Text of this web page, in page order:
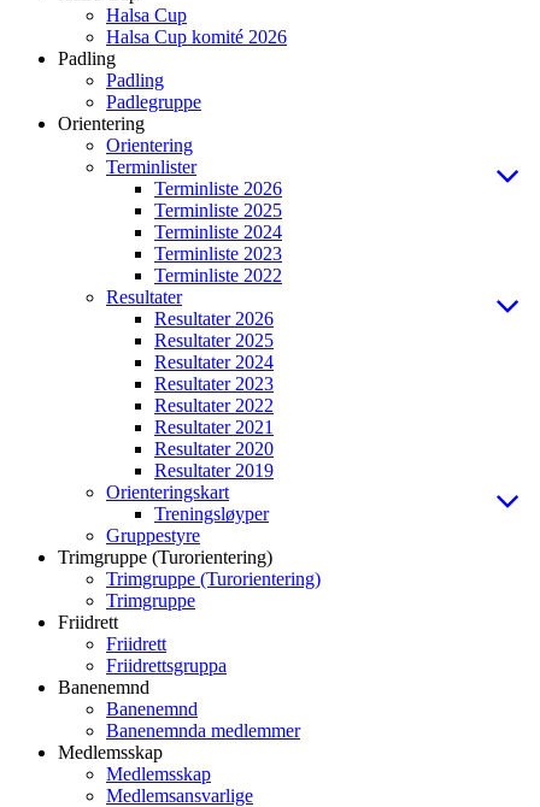
Halsa Cup
Halsa Cup komité 2026
Padling
Padling
Padlegruppe
Orientering
Orientering
Terminlister
Terminliste 2026
Terminliste 2025
Terminliste 2024
Terminliste 2023
Terminliste 2022
Resultater
Resultater 2026
Resultater 2025
Resultater 2024
Resultater 2023
Resultater 2022
Resultater 2021
Resultater 2020
Resultater 2019
Orienteringskart
Treningsløyper
Gruppestyre
Trimgruppe (Turorientering)
Trimgruppe (Turorientering)
Trimgruppe
Friidrett
Friidrett
Friidrettsgruppa
Banenemnd
Banenemnd
Banenemnda medlemmer
Medlemsskap
Medlemsskap
Medlemsansvarlige